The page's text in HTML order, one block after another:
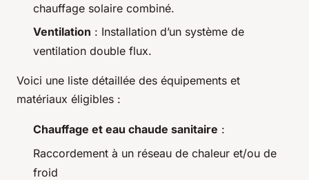
chauffage solaire combiné.
Ventilation : Installation d’un système de
ventilation double flux.
Voici une liste détaillée des équipements et
matériaux éligibles :
Chauffage et eau chaude sanitaire :
Raccordement à un réseau de chaleur et/ou de
froid